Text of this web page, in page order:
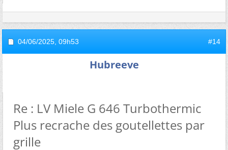
04/06/2025, 09h53 #14
Hubreeve
Re : LV Miele G 646 Turbothermic
Plus recrache des goutellettes par
grille